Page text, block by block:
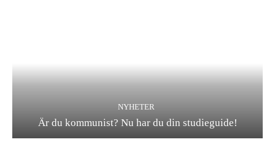
NYHETER
Är du kommunist? Nu har du din studieguide!